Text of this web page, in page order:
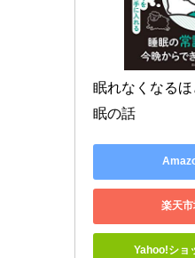
眠れなくなる
眠の話
楽天
Yahoo!ショ